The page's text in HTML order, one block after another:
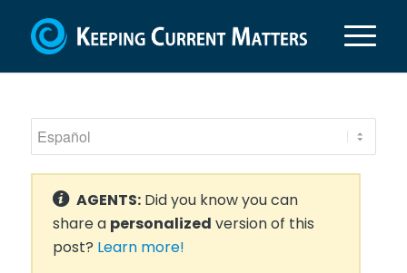
AGENTS:Did you know you can
share a personalized version of this
post? Learn more!